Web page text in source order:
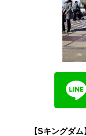
【Sキングダ